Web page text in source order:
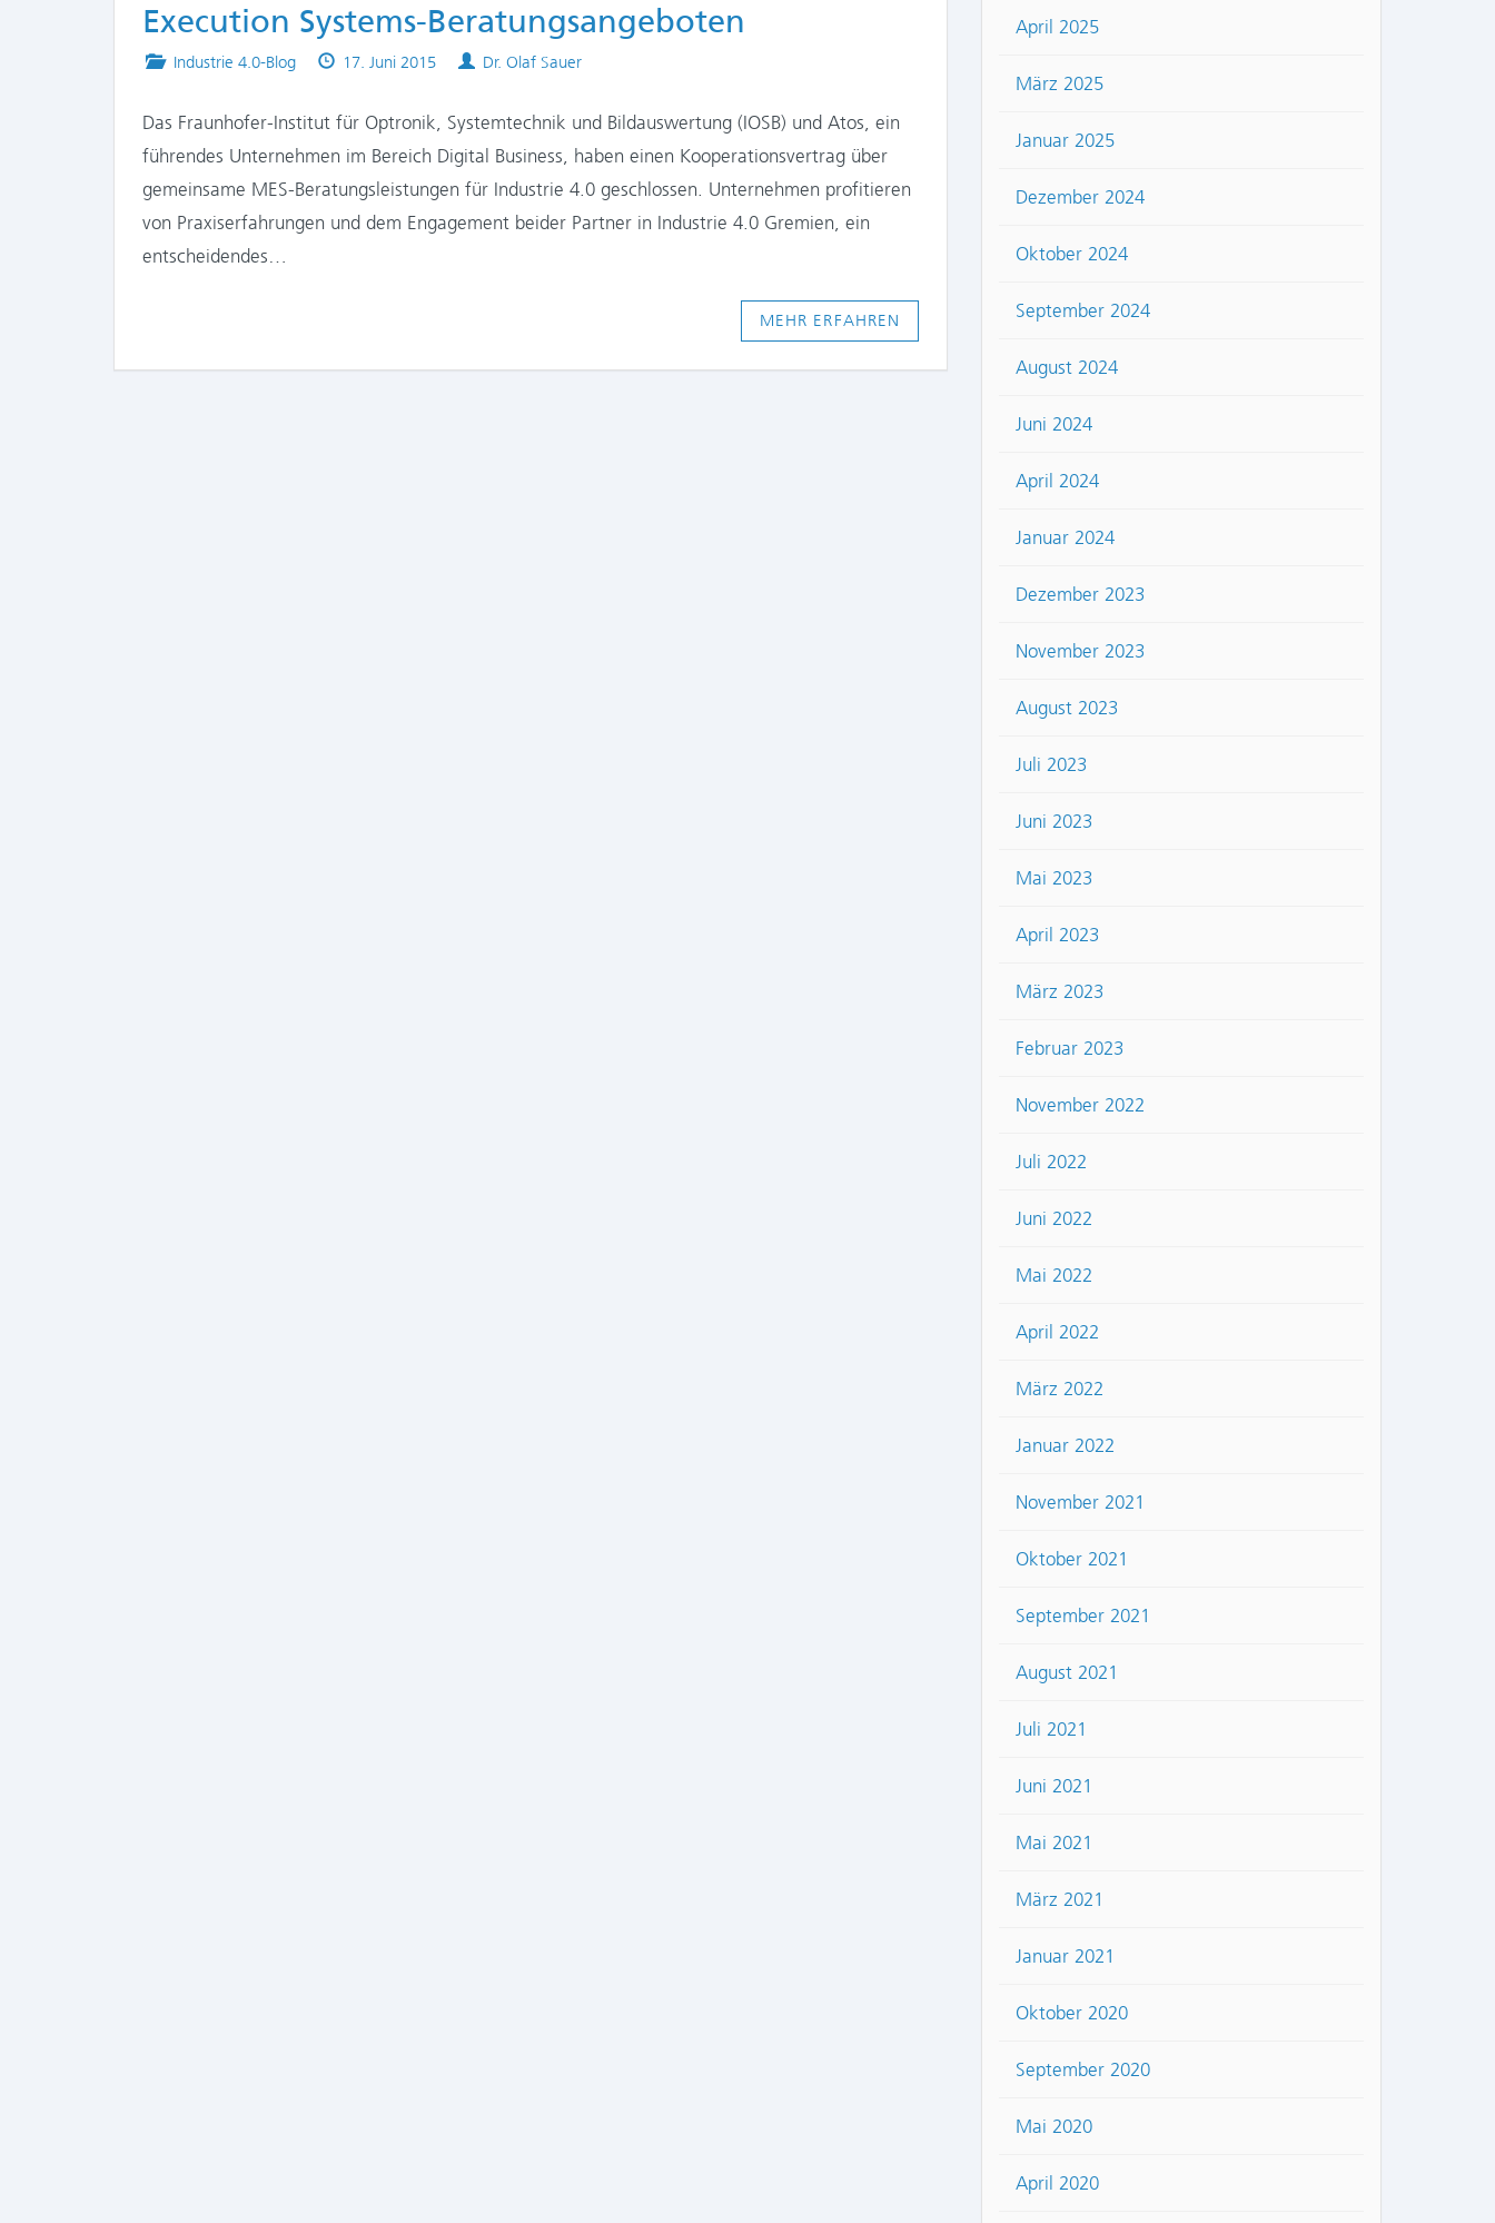
Execution Systems-Beratungsangeboten
Posted
Industrie 4.0-Blog
Published
17. Juni 2015 Authors
Dr. Olaf Sauer
Das Fraunhofer-Institut für Optronik, Systemtechnik und Bildauswertung (IOSB) und Atos, ein
führendes Unternehmen im Bereich Digital Business, haben einen Kooperationsvertrag über
gemeinsame MES-Beratungsleistungen für Industrie 4.0 geschlossen. Unternehmen profitieren
von Praxiserfahrungen und dem Engagement beider Partner in Industrie 4.0 Gremien, ein
entscheidendes…
MEHR ERFAHREN
April 2025
März 2025
Januar 2025
Dezember 2024
Oktober 2024
September 2024
August 2024
Juni 2024
April 2024
Januar 2024
Dezember 2023
November 2023
August 2023
Juli 2023
Juni 2023
Mai 2023
April 2023
März 2023
Februar 2023
November 2022
Juli 2022
Juni 2022
Mai 2022
April 2022
März 2022
Januar 2022
November 2021
Oktober 2021
September 2021
August 2021
Juli 2021
Juni 2021
Mai 2021
März 2021
Januar 2021
Oktober 2020
September 2020
Mai 2020
April 2020